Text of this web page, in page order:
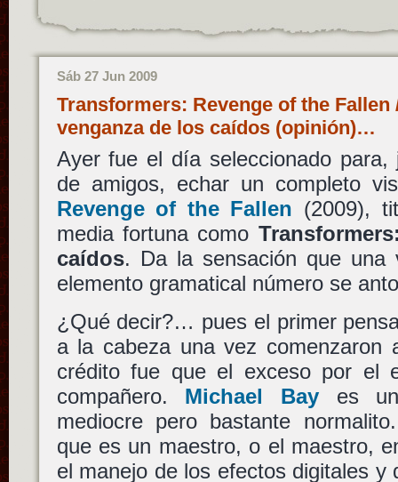
Sáb 27 Jun 2009
Transformers: Revenge of the
venganza de los caídos (opinión)…
Ayer fue el día seleccionado
de amigos, echar un completo
Revenge of the Fallen (2009),
media fortuna como
caídos. Da la sensación que una
elemento gramatical número se
¿Qué decir?… pues el primer
a la cabeza una vez comenzaron
crédito fue que el exceso por el
compañero. Michael Bayes un
mediocre pero bastante
que es un maestro, o el maestro,
el manejo de los efectos digitales y